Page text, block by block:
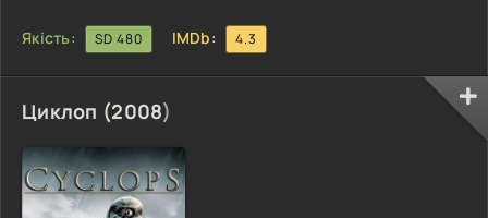
Якість: SD 480 IMDb: 4.3
Циклоп (2008)